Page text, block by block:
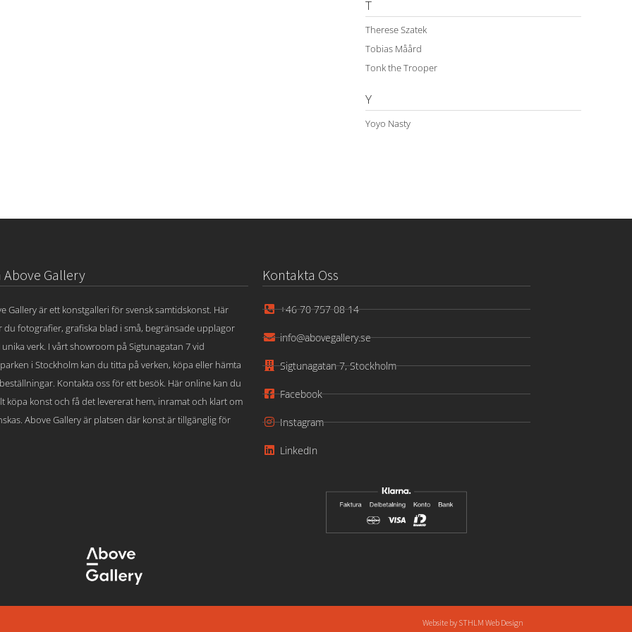
T
Therese Szatek
Tobias Måård
Tonk the Trooper
Y
Yoyo Nasty
Above Gallery
Gallery är ett konstgalleri för svensk samtidskonst. Här
du fotografier, grafiska blad i små, begränsade upplagor
unika verk. I vårt showroom på Sigtunagatan 7 vid
i Stockholm kan du titta på verken, köpa eller hämta
Kontakta oss för ett besök. Här online kan du
köpa konst och få det levererat hem, inramat och klart om
Above Gallery är platsen där konst är tillgänglig för
Kontakta Oss
+46 70 757 08 14
info@abovegallery.se
Sigtunagatan 7, Stockholm
Facebook
Instagram
LinkedIn
Website by STHLM Web Design